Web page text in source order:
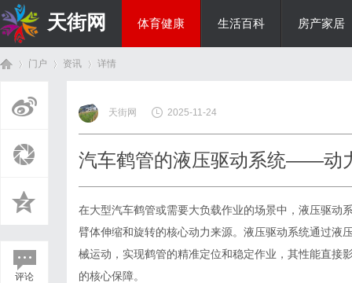
天街网 体育健康 生活百科 房产家居
门户 资讯
›
详情
评论
天街网 2025-11-24
汽车鹤管的液压驱动系统——动
在大型汽车鹤管或需要大负载作业的场景中，液压驱动
臂体伸缩和旋转的核心动力来源。液压驱动系统通过液
械运动，实现鹤管的精准定位和稳定作业，其性能直接
的核心保障。